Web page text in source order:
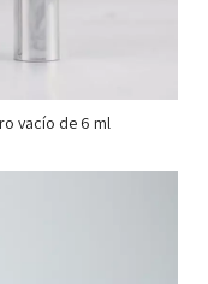
vacío de 6 ml